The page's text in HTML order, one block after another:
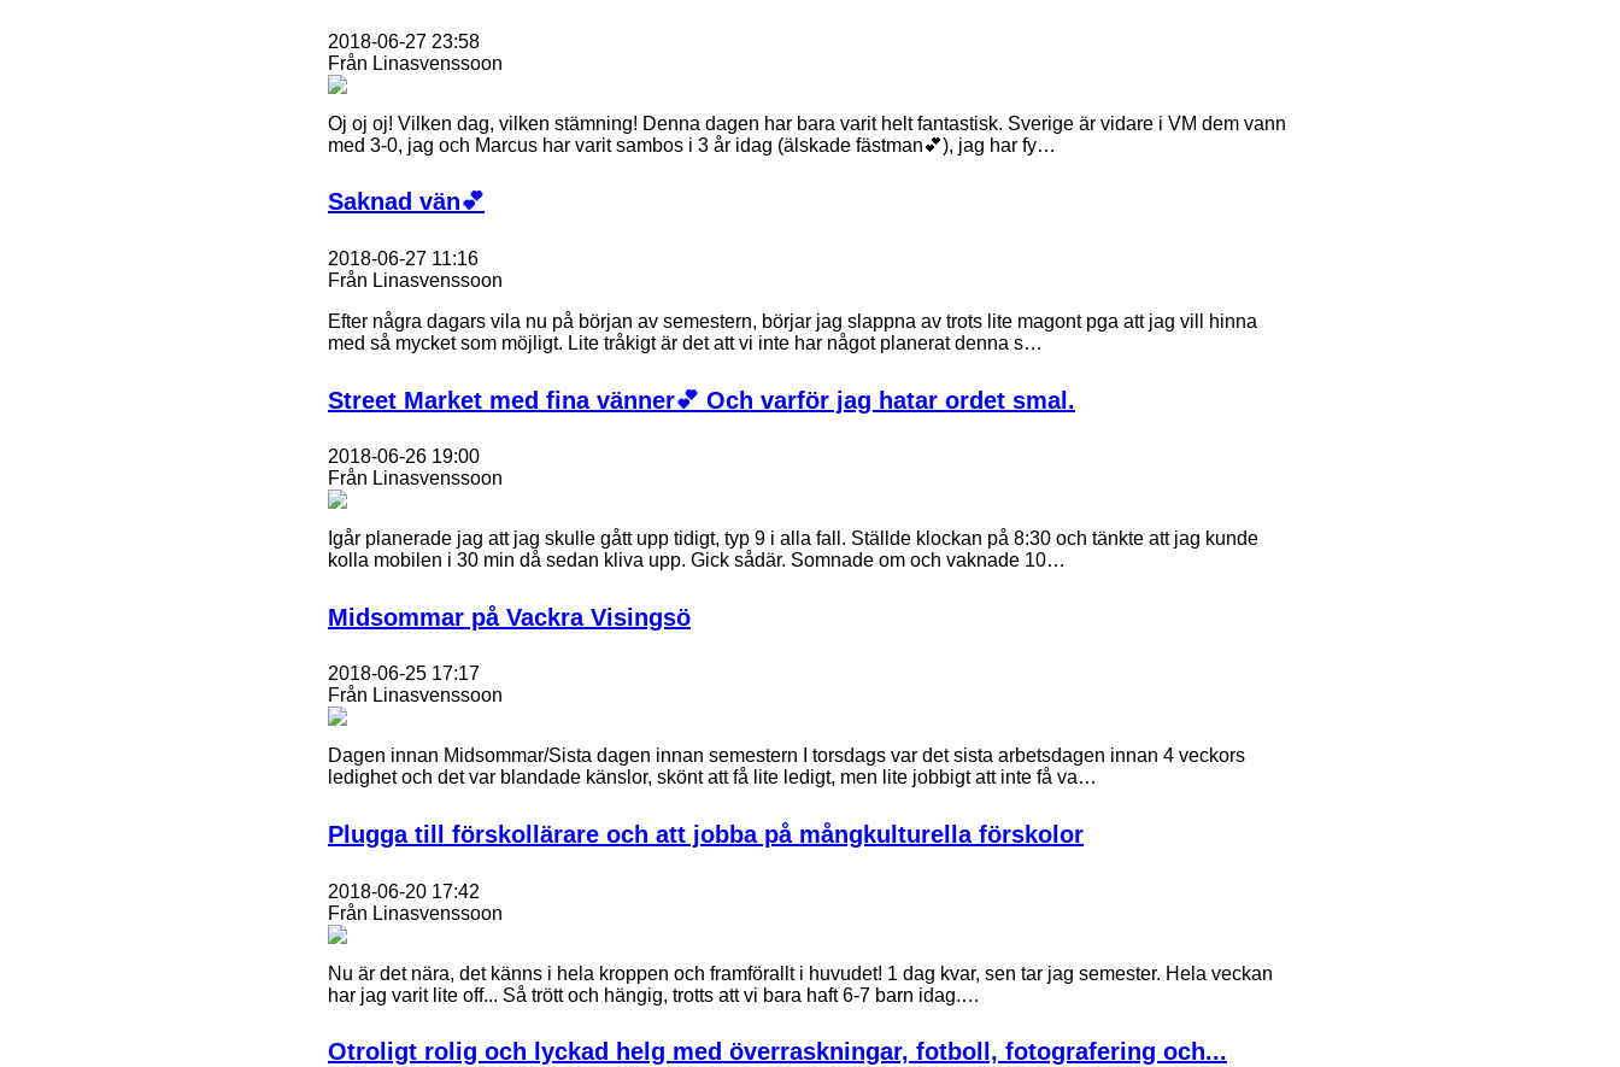
2018-06-27 23:58
Från Linasvenssoon
Oj oj oj! Vilken dag, vilken stämning! Denna dagen har bara varit helt fantastisk. Sverige är vidare i VM dem vann
med 3-0, jag och Marcus har varit sambos i 3 år idag (älskade fästman💕), jag har fy…
Saknad vän💕
2018-06-27 11:16
Från Linasvenssoon
Efter några dagars vila nu på början av semestern, börjar jag slappna av trots lite magont pga att jag vill hinna
med så mycket som möjligt. Lite tråkigt är det att vi inte har något planerat denna s…
Street Market med fina vänner💕 Och varför jag hatar ordet smal.
2018-06-26 19:00
Från Linasvenssoon
Igår planerade jag att jag skulle gått upp tidigt, typ 9 i alla fall. Ställde klockan på 8:30 och tänkte att jag kunde
kolla mobilen i 30 min då sedan kliva upp. Gick sådär. Somnade om och vaknade 10…
Midsommar på Vackra Visingsö
2018-06-25 17:17
Från Linasvenssoon
Dagen innan Midsommar/Sista dagen innan semestern I torsdags var det sista arbetsdagen innan 4 veckors
ledighet och det var blandade känslor, skönt att få lite ledigt, men lite jobbigt att inte få va…
Plugga till förskollärare och att jobba på mångkulturella förskolor
2018-06-20 17:42
Från Linasvenssoon
Nu är det nära, det känns i hela kroppen och framförallt i huvudet! 1 dag kvar, sen tar jag semester. Hela veckan
har jag varit lite off... Så trött och hängig, trotts att vi bara haft 6-7 barn idag.…
Otroligt rolig och lyckad helg med överraskningar, fotboll, fotografering och...